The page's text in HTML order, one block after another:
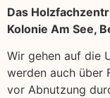
Das
Kolonie Am See,
Wir gehen auf die
werden auch über
vor Abnutzung